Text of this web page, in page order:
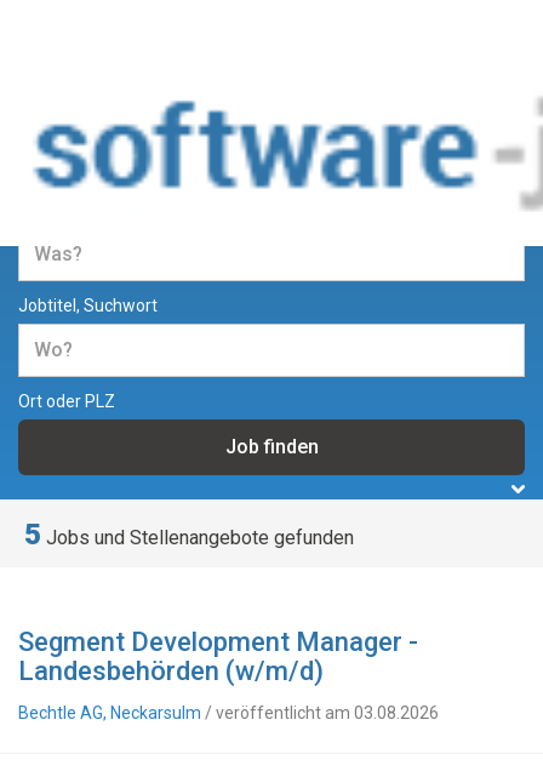
Jobs und Stellenangebote in der
Softwareentwicklung
Jobtitel, Suchwort
Ort oder PLZ
5 Jobs und Stellenangebote gefunden
Segment Development Manager -
Landesbehörden (w/m/d)
Bechtle AG, Neckarsulm / veröffentlicht am 03.08.2026